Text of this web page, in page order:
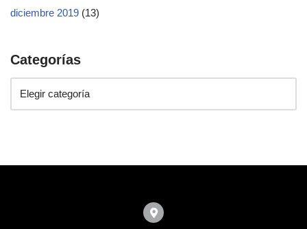
diciembre 2019 (13)
Categorías